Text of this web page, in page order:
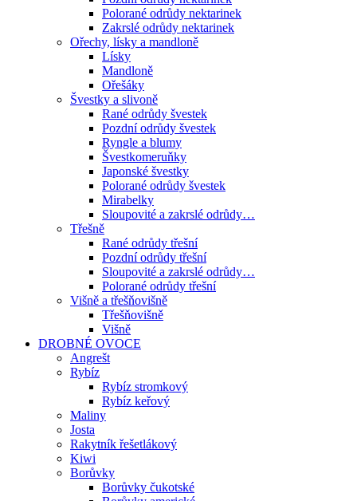
Polorané odrůdy nektarinek
Zakrslé odrůdy nektarinek
Ořechy, lísky a mandloně
Lísky
Mandloně
Ořešáky
Švestky a slivoně
Rané odrůdy švestek
Pozdní odrůdy švestek
Ryngle a blumy
Švestkomeruňky
Japonské švestky
Polorané odrůdy švestek
Mirabelky
Sloupovité a zakrslé odrůdy…
Třešně
Rané odrůdy třešní
Pozdní odrůdy třešní
Sloupovité a zakrslé odrůdy…
Polorané odrůdy třešní
Višně a třešňovišně
Třešňovišně
Višně
DROBNÉ OVOCE
Angrešt
Rybíz
Rybíz stromkový
Rybíz keřový
Maliny
Josta
Rakytník řešetlákový
Kiwi
Borůvky
Borůvky čukotské